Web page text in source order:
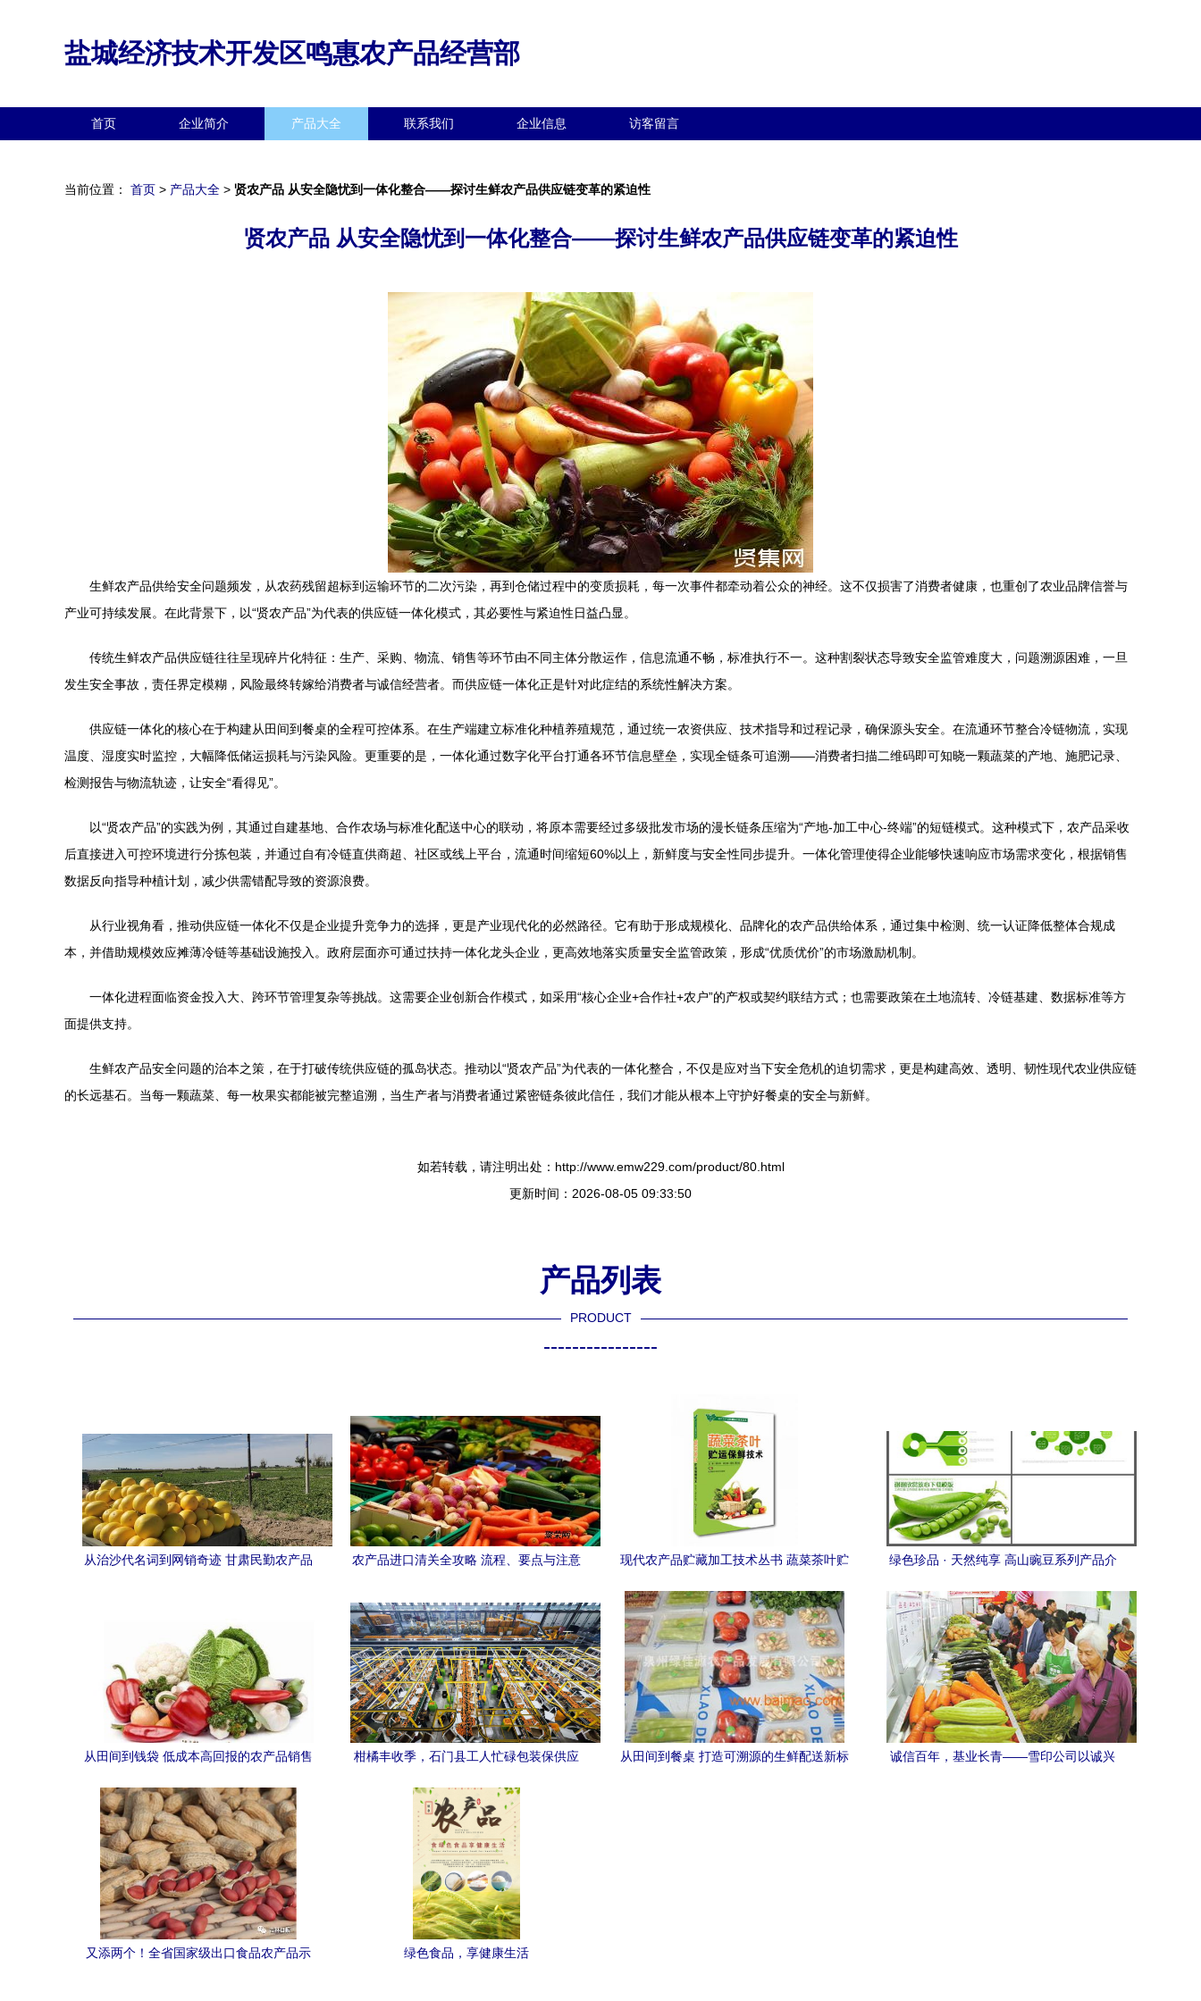
盐城经济技术开发区鸣惠农产品经营部
首页 企业简介 产品大全 联系我们 企业信息 访客留言
当前位置： 首页 > 产品大全 > 贤农产品 从安全隐忧到一体化整合——探讨生鲜农产品供应链变革的紧迫性
贤农产品 从安全隐忧到一体化整合——探讨生鲜农产品供应链变革的紧迫性
生鲜农产品供给安全问题频发，从农药残留超标到运输环节的二次污染，再到仓储过程中的变质损耗，每一次事件都牵动着公众的神经。这不仅损害了消费者健康，也重创了农业品牌信誉与
产业可持续发展。在此背景下，以“贤农产品”为代表的供应链一体化模式，其必要性与紧迫性日益凸显。
传统生鲜农产品供应链往往呈现碎片化特征：生产、采购、物流、销售等环节由不同主体分散运作，信息流通不畅，标准执行不一。这种割裂状态导致安全监管难度大，问题溯源困难，一旦
发生安全事故，责任界定模糊，风险最终转嫁给消费者与诚信经营者。而供应链一体化正是针对此症结的系统性解决方案。
供应链一体化的核心在于构建从田间到餐桌的全程可控体系。在生产端建立标准化种植养殖规范，通过统一农资供应、技术指导和过程记录，确保源头安全。在流通环节整合冷链物流，实现
温度、湿度实时监控，大幅降低储运损耗与污染风险。更重要的是，一体化通过数字化平台打通各环节信息壁垒，实现全链条可追溯——消费者扫描二维码即可知晓一颗蔬菜的产地、施肥记录、
检测报告与物流轨迹，让安全“看得见”。
以“贤农产品”的实践为例，其通过自建基地、合作农场与标准化配送中心的联动，将原本需要经过多级批发市场的漫长链条压缩为“产地-加工中心-终端”的短链模式。这种模式下，农产品采收
后直接进入可控环境进行分拣包装，并通过自有冷链直供商超、社区或线上平台，流通时间缩短60%以上，新鲜度与安全性同步提升。一体化管理使得企业能够快速响应市场需求变化，根据销售
数据反向指导种植计划，减少供需错配导致的资源浪费。
从行业视角看，推动供应链一体化不仅是企业提升竞争力的选择，更是产业现代化的必然路径。它有助于形成规模化、品牌化的农产品供给体系，通过集中检测、统一认证降低整体合规成
本，并借助规模效应摊薄冷链等基础设施投入。政府层面亦可通过扶持一体化龙头企业，更高效地落实质量安全监管政策，形成“优质优价”的市场激励机制。
一体化进程面临资金投入大、跨环节管理复杂等挑战。这需要企业创新合作模式，如采用“核心企业+合作社+农户”的产权或契约联结方式；也需要政策在土地流转、冷链基建、数据标准等方
面提供支持。
生鲜农产品安全问题的治本之策，在于打破传统供应链的孤岛状态。推动以“贤农产品”为代表的一体化整合，不仅是应对当下安全危机的迫切需求，更是构建高效、透明、韧性现代农业供应链
的长远基石。当每一颗蔬菜、每一枚果实都能被完整追溯，当生产者与消费者通过紧密链条彼此信任，我们才能从根本上守护好餐桌的安全与新鲜。
如若转载，请注明出处：http://www.emw229.com/product/80.html
更新时间：2026-08-05 09:33:50
产品列表
PRODUCT
----------------
从治沙代名词到网销奇迹 甘肃民勤农产品
农产品进口清关全攻略 流程、要点与注意
现代农产品贮藏加工技术丛书 蔬菜茶叶贮
绿色珍品 · 天然纯享 高山豌豆系列产品介
从田间到钱袋 低成本高回报的农产品销售
柑橘丰收季，石门县工人忙碌包装保供应
从田间到餐桌 打造可溯源的生鲜配送新标
诚信百年，基业长青——雪印公司以诚兴
又添两个！全省国家级出口食品农产品示
绿色食品，享健康生活